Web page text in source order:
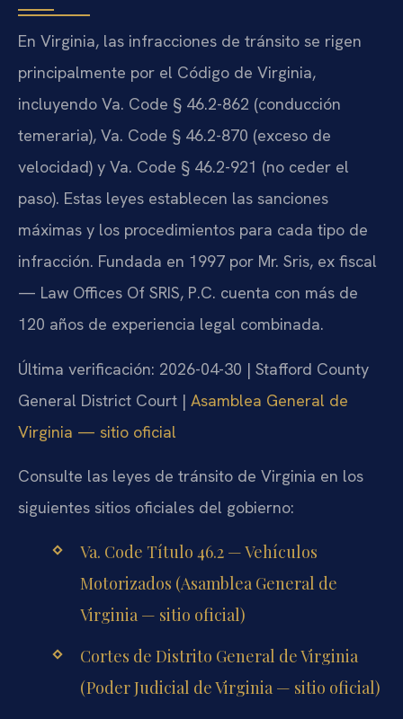
En Virginia, las infracciones de tránsito se rigen
principalmente por el Código de Virginia,
incluyendo Va. Code § 46.2-862 (conducción
temeraria), Va. Code § 46.2-870 (exceso de
velocidad) y Va. Code § 46.2-921 (no ceder el
paso). Estas leyes establecen las sanciones
máximas y los procedimientos para cada tipo de
infracción. Fundada en 1997 por Mr. Sris, ex fiscal
— Law Offices Of SRIS, P.C. cuenta con más de
120 años de experiencia legal combinada.
Última verificación: 2026-04-30 | Stafford County
General District Court | Asamblea General de
Virginia — sitio oficial
Consulte las leyes de tránsito de Virginia en los
siguientes sitios oficiales del gobierno:
Va. Code Título 46.2 — Vehículos
Motorizados (Asamblea General de
Virginia — sitio oficial)
Cortes de Distrito General de Virginia
(Poder Judicial de Virginia — sitio oficial)